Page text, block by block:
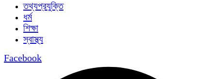
তথ্যপ্রযুক্তি
ধর্ম
শিক্ষা
স্বাস্থ্য
Facebook